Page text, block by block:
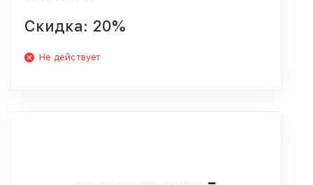
Скидка: 20%
Не действует